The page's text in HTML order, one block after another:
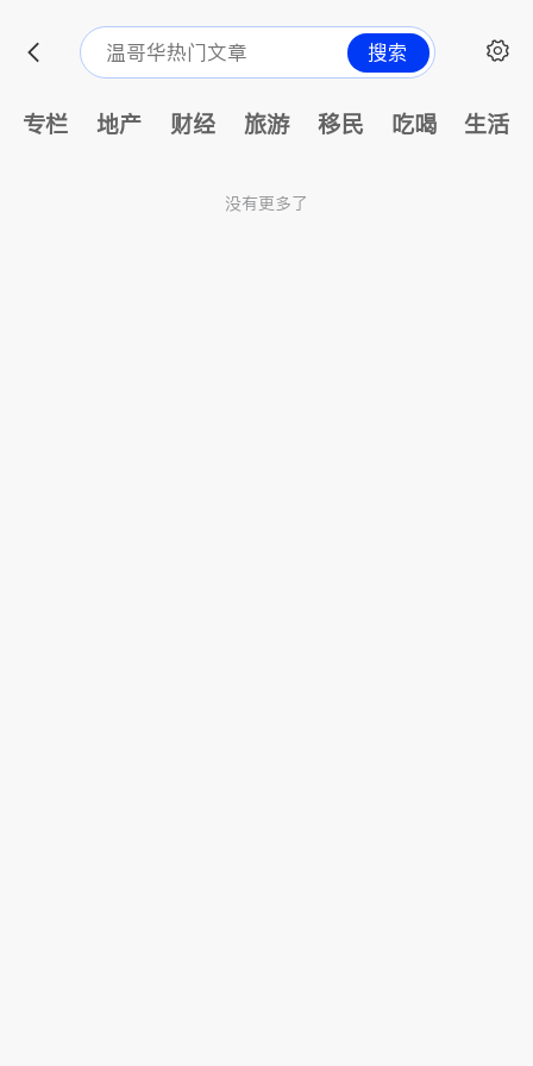
搜索
专栏 地产 财经 旅游 移民 吃喝 生活
没有更多了